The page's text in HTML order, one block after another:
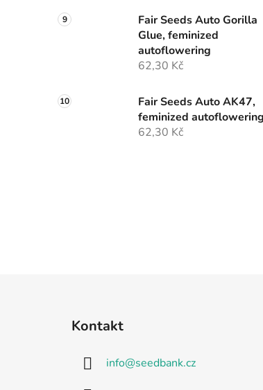
Fair Seeds Auto Gorilla
Glue, feminized
autoflowering
62,30 Kč
Fair Seeds Auto AK47,
feminized autoflowering
62,30 Kč
Kontakt
info@seedbank.cz